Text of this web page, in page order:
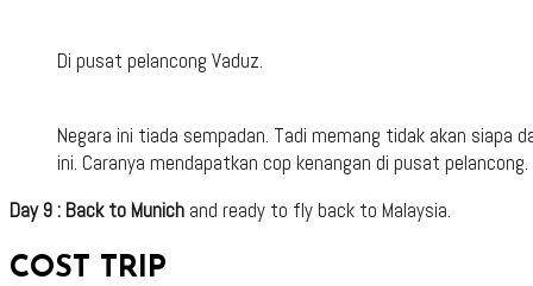
Di pusat pelancong Vaduz.
Negara ini tiada sempadan. Tadi memang tidak akan siapa
ini. Caranya mendapatkan cop kenangan di pusat pelancong.
Day 9 : Back to Munich and ready to fly back to Malaysia.
COST TRIP